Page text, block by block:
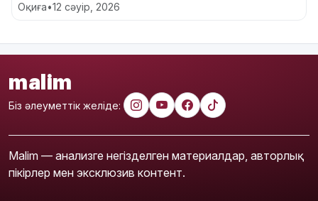
Оқиға•12 сәуір, 2026
malim
Біз әлеуметтік желіде:
Malim — анализге негізделген материалдар, авторлық
пікірлер мен эксклюзив контент.